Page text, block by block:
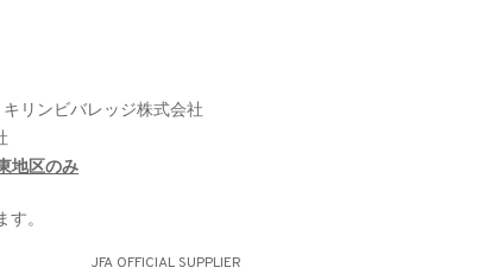
リンビバレッジ株式会社
地区のみ
。
JFA OFFICIAL SUPPLIER